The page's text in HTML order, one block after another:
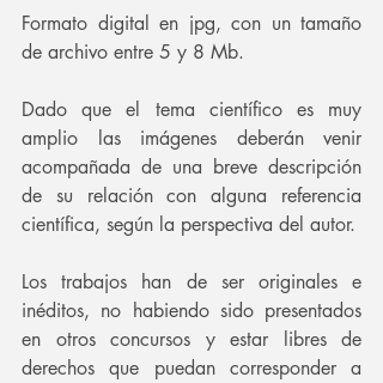
Formato digital en jpg, con un tamaño
de archivo entre 5 y 8 Mb.
Dado que el tema científico es muy
amplio las imágenes deberán venir
acompañada de una breve descripción
de su relación con alguna referencia
científica, según la perspectiva del autor.
Los trabajos han de ser originales e
inéditos, no habiendo sido presentados
en otros concursos y estar libres de
derechos que puedan corresponder a